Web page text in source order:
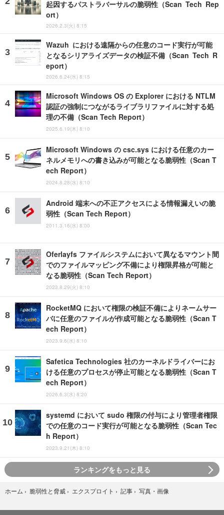
起因するパストラバーサルの脆弱性（Scan Tech Rep
ort）
2026.2.3(火) 8:15
Wazuh における遠隔からの任意のコード実行が可能
となるシリアライズデータの検証不備（Scan Tech R
eport）
2026.6.24(水) 8:15
Microsoft Windows OS の Explorer における NTLM
認証の強制につながるライブラリファイルに対する処
理の不備（Scan Tech Report）
2025.6.19(木) 8:10
Microsoft Windows の csc.sys における任意のカー
ネルメモリへの書き込みが可能となる脆弱性（Scan T
ech Report）
2024.8.28(水) 8:10
Android 端末への不正アクセスによる情報漏えいの脆
弱性（Scan Tech Report）
2011.3.16(水) 8:00
Oferlayfs ファイルシステムにおいて異なるマウント間
でのファイルマッピング不備により権限昇格が可能と
なる脆弱性（Scan Tech Report）
2023.8.29(火) 8:10
RocketMQ において権限の検証不備によりネームサー
バに任意のファイルが作成可能となる脆弱性（Scan T
ech Report）
2023.9.6(水) 8:10
Safetica Technologies 社のカーネルドライバーにお
ける任意のプロセスが停止可能となる脆弱性（Scan T
ech Report）
2026.6.3(水) 8:20
systemd において sudo 権限の付与により管理者権限
での任意のコード実行が可能となる脆弱性（Scan Tec
h Report）
2023.9.21(木) 8:10
ランキングをもっと見る
ホーム › 脆弱性と脅威 › エクスプロイト › 記事 › 写真・画像